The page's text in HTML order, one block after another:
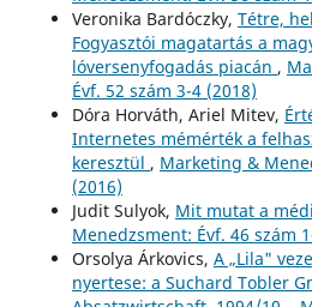
Veronika Bardóczky, Tétre,
Fogyasztói magatartás a
lóversenyfogadás piacán ,
Évf. 52 szám 3-4 (2018)
Dóra Horváth, Ariel Mitev,
Internetes mémérték a
keresztül , Marketing &
(2016)
Judit Sulyok, Mit mutat a
Menedzsment: Évf. 46 szám
Orsolya Árkovics, A „Lila"
nyertese: a Suchard Tobler